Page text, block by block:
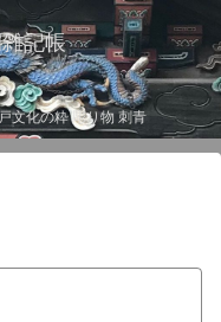
記帳
文化の粋 彫り物 刺青